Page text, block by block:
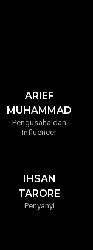
ARIEF
MUHAMMAD
Pengusaha dan
Influencer
IHSAN
TARORE
Penyanyi